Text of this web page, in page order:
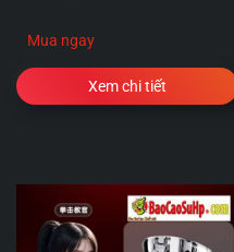
Mua ngay
Xem chi tiết